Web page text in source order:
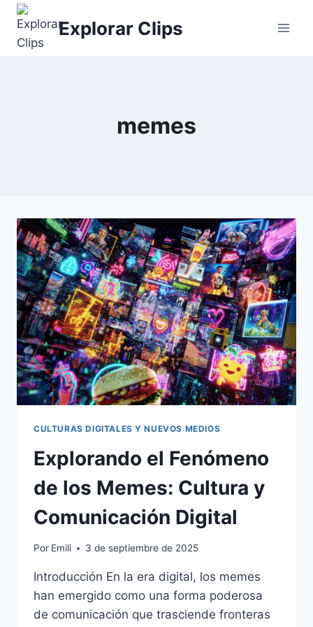
Saltar
contenido
Explorar Clips
memes
CULTURAS DIGITALES Y NUEVOS MEDIOS
Explorando el Fenómeno
de los Memes: Cultura y
Comunicación Digital
Por Emili 3 de septiembre de 2025
Introducción En la era digital, los memes
han emergido como una forma poderosa
de comunicación que trasciende fronteras